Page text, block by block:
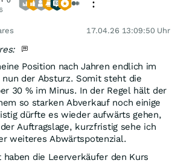
17.04.26 13:09:50 Uhr
Position nach Jahren endlich im
nun der Absturz. Somit steht die
30 % im Minus. In der Regel hält der
so starken Abverkauf noch einige
dürfte es wieder aufwärts gehen,
Auftragslage, kurzfristig sehe ich
weiteres Abwärtspotenzial.
haben die Leerverkäufer den Kurs